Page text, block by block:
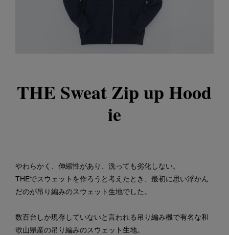
THE Sweat Zip up Hood
ie
やわらかく、伸縮性があり、洗っても劣化しない。
THEでスウェットを作ろうと考えたとき、最初に思い浮かん
だのが吊り編みのスウェット生地でした。
数百台しか現存していないと言われる吊り編み機で有名な和
歌山県産の吊り編みのスウェット生地。